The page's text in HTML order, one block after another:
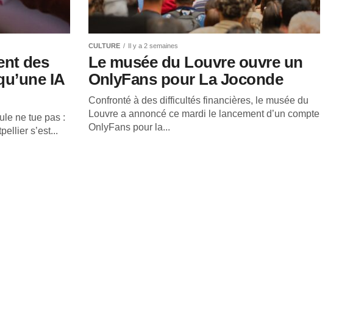
des
IA
ne tue pas :
s’est...
CULTURE Il y a 2 semaines
Le musée du Louvre ouvre un
OnlyFans pour La Joconde
Confronté à des difficultés financières, le musée du
Louvre a annoncé ce mardi le lancement d’un compte
OnlyFans pour la...